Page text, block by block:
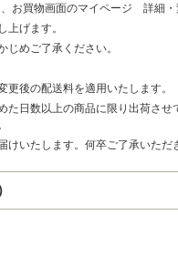
お買物画面のマイページ 詳細
げます。
めご了承ください。
後の配送料を適用いたします。
日数以上の商品に限り出荷させ
いたします。何卒ご了承いた